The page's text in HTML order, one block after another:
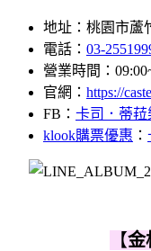
地址：桃園市蘆
電話： 03-
營業時間：
官網： https://
FB： 卡司．蒂菈
klook購票優惠 ：
【金